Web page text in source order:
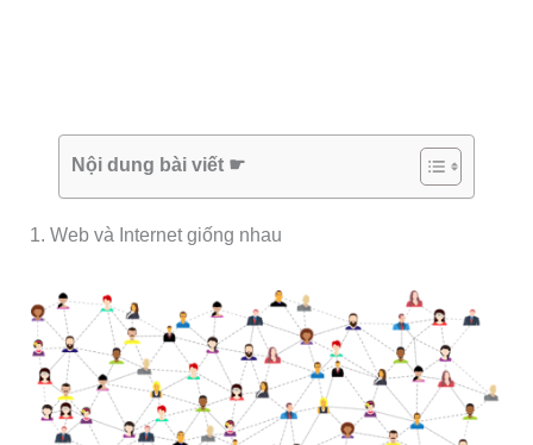
Nội dung bài viết ☛
1. Web và Internet giống nhau